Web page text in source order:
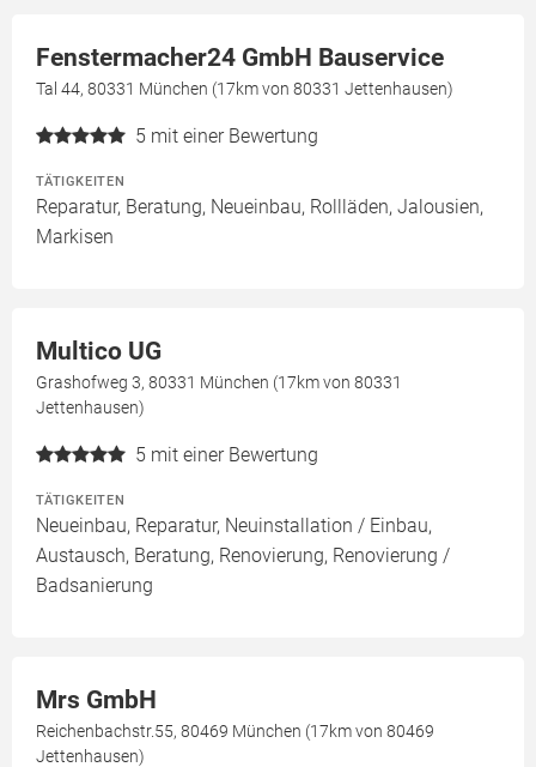
Fenstermacher24 GmbH Bauservice
Tal 44, 80331 München (17km von 80331 Jettenhausen)
5 mit einer Bewertung
TÄTIGKEITEN
Reparatur, Beratung, Neueinbau, Rollläden, Jalousien,
Markisen
Multico UG
Grashofweg 3, 80331 München (17km von 80331
Jettenhausen)
5 mit einer Bewertung
TÄTIGKEITEN
Neueinbau, Reparatur, Neuinstallation / Einbau,
Austausch, Beratung, Renovierung, Renovierung /
Badsanierung
Mrs GmbH
Reichenbachstr.55, 80469 München (17km von 80469
Jettenhausen)